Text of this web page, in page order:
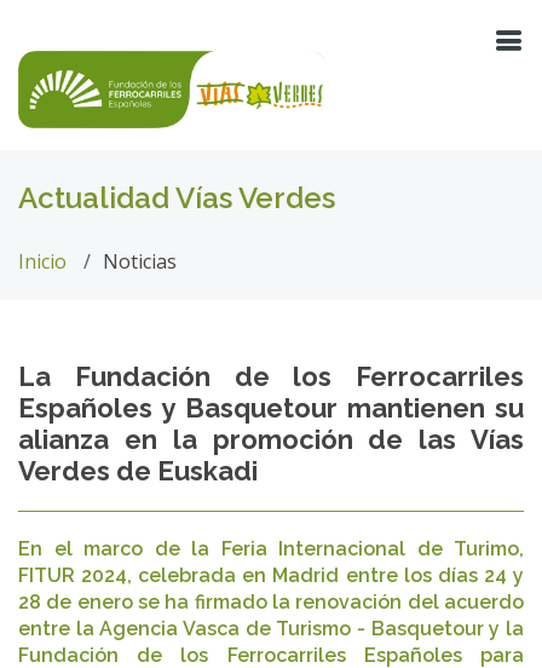
Actualidad Vías Verdes
Inicio Noticias
La Fundación de los Ferrocarriles
Españoles y Basquetour mantienen su
alianza en la promoción de las Vías
Verdes de Euskadi
En el marco de la Feria Internacional de Turimo,
FITUR 2024, celebrada en Madrid entre los días 24 y
28 de enero se ha firmado la renovación del acuerdo
entre la Agencia Vasca de Turismo - Basquetour y la
Fundación de los Ferrocarriles Españoles para